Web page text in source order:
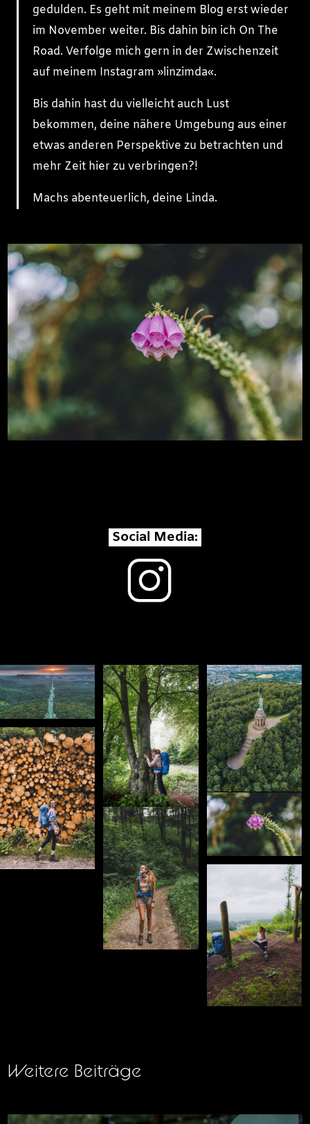
gedulden. Es geht mit meinem Blog erst wieder
im November weiter. Bis dahin bin ich On The
Road. Verfolge mich gern in der Zwischenzeit
auf meinem Instagram »linzimda«.
Bis dahin hast du vielleicht auch Lust
bekommen, deine nähere Umgebung aus einer
etwas anderen Perspektive zu betrachten und
mehr Zeit hier zu verbringen?!
Machs abenteuerlich, deine Linda.
Social Media:
Weitere Beiträge